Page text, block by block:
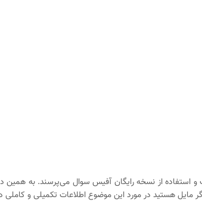
و استفاده از نسخه رایگان آفیس سوال می‌پرسند. به
هستید در مورد این موضوع اطلاعات تکمیلی و کاملی